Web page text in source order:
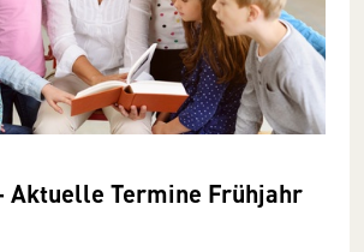
Aktuelle Termine Frühjahr